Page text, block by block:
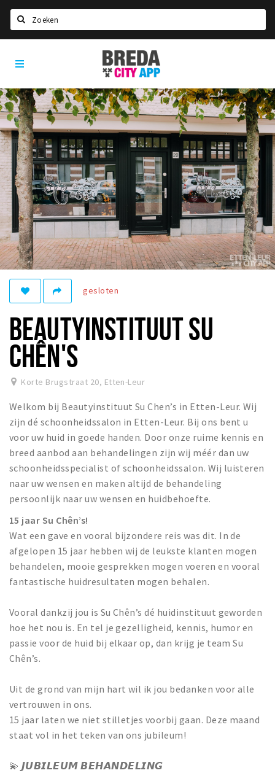
Home
Agenda
Deals
Party pics
Nieuws, interviews & blogs
Eten
Drinken
Slapen
Recreatief
Winkels
Winkelgebieden
Bezienswaardigheden
Musea, theaters & podia
Uitjes & activiteiten
Toeristische routes
Natuurgebieden
Baroniepoorten
Privacy
Inloggen
Breda
City
App
gesloten
BEAUTYINSTITUUT SU
CHÊN'S
Korte Brugstraat 20, Etten-Leur
Welkom bij Beautyinstituut Su Chen’s in Etten-Leur. Wij
zijn dé schoonheidssalon in Etten-Leur. Bij ons bent u
voor uw huid in goede handen. Door onze ruime kennis en
breed aanbod aan behandelingen zijn wij méér dan uw
schoonheidsspecialist of schoonheidssalon. Wij luisteren
naar uw wensen en maken altijd de behandeling
persoonlijk naar uw wensen en huidbehoefte.
15 jaar Su Chên’s!
Wat een gave en vooral bijzondere reis was dit. In de
afgelopen 15 jaar hebben wij de leukste klanten mogen
behandelen, mooie gesprekken mogen voeren en vooral
fantastische huidresultaten mogen behalen.
Vooral dankzij jou is Su Chên’s dé huidinstituut geworden
hoe het nou is. En tel je gezelligheid, kennis, humor en
passie voor de huid bij elkaar op, dan krijg je team Su
Chên’s.
Uit de grond van mijn hart wil ik jou bedanken voor alle
vertrouwen in ons.
15 jaar laten we niet stilletjes voorbij gaan. Deze maand
staat vol in het teken van ons jubileum!
💫 𝙅𝙐𝘽𝙄𝙇𝙀𝙐𝙈 𝘽𝙀𝙃𝘼𝙉𝘿𝙀𝙇𝙄𝙉𝙂